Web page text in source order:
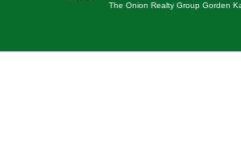
The Onion Realty Group Gorden